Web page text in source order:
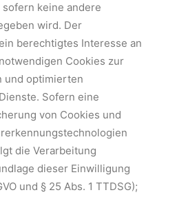
keine andere
wird. Der
berechtigtes Interesse an
Cookies zur
und optimierten
Sofern eine
von Cookies und
die Verarbeitung
dieser Einwilligung
und § 25 Abs. 1 TTDSG);